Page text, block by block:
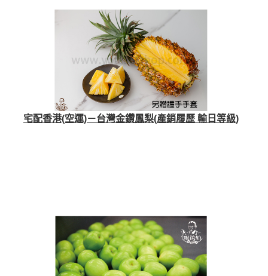
宅配香港(空運)－台灣金鑽鳳梨(產銷履歷 輸日等級)